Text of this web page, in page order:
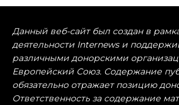
Данный веб-сайт был создан в
деятельности Internews и
различными донорскими
Европейский Союз. Содержание
обязательно отражает позицию
Ответственность за содержание